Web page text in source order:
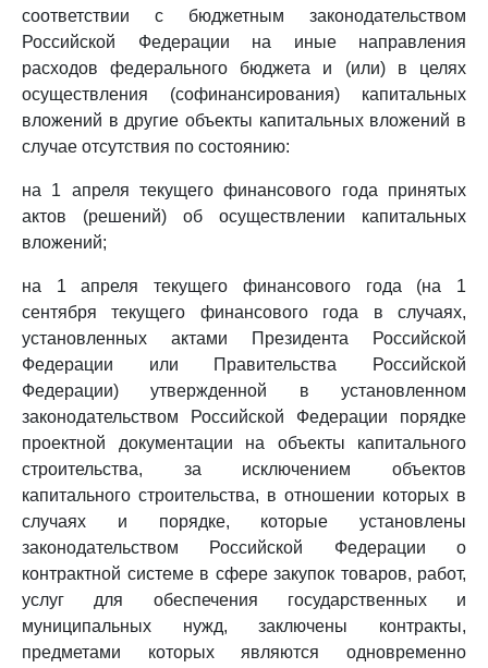
соответствии с бюджетным законодательством
Российской Федерации на иные направления
расходов федерального бюджета и (или) в целях
осуществления (софинансирования) капитальных
вложений в другие объекты капитальных вложений в
случае отсутствия по состоянию:
на 1 апреля текущего финансового года принятых
актов (решений) об осуществлении капитальных
вложений;
на 1 апреля текущего финансового года (на 1
сентября текущего финансового года в случаях,
установленных актами Президента Российской
Федерации или Правительства Российской
Федерации) утвержденной в установленном
законодательством Российской Федерации порядке
проектной документации на объекты капитального
строительства, за исключением объектов
капитального строительства, в отношении которых в
случаях и порядке, которые установлены
законодательством Российской Федерации о
контрактной системе в сфере закупок товаров, работ,
услуг для обеспечения государственных и
муниципальных нужд, заключены контракты,
предметами которых являются одновременно